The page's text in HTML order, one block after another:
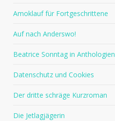
Amoklauf für Fortgeschrittene
Auf nach Anderswo!
Beatrice Sonntag in Anthologien
Datenschutz und Cookies
Der dritte schräge Kurzroman
Die Jetlagjägerin